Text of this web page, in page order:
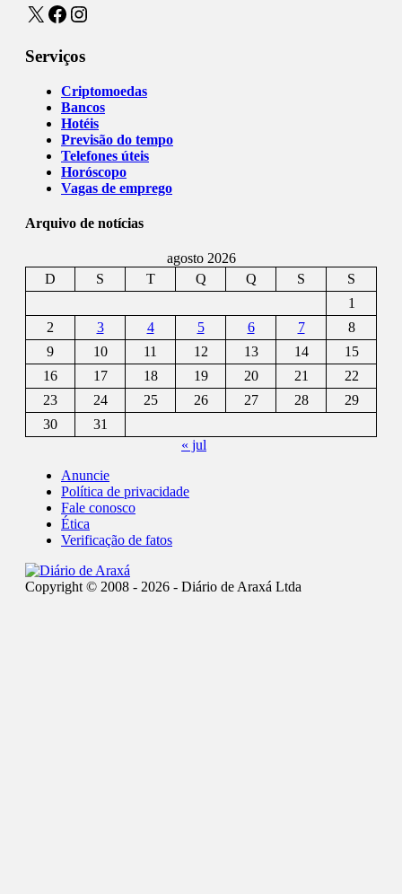
X Facebook
Instagram
Serviços
Criptomoedas
Bancos
Hotéis
Previsão do tempo
Telefones úteis
Horóscopo
Vagas de emprego
Arquivo de notícias
agosto 2026
D
S T Q Q S
S
1
2
3 4 5 6 7
8
9
10 11 12 13 14
15
16
17 18 19 20 21
22
23
24 25 26 27 28
29
30
31
« jul
Anuncie
Política de privacidade
Fale conosco
Ética
Verificação de fatos
Copyright © 2008 - 2026 - Diário de Araxá Ltda